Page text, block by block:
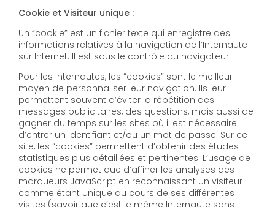
Cookie et Visiteur unique :
Un “cookie” est un fichier texte qui enregistre des
informations relatives à la navigation de l’Internaute
sur Internet. Il est sous le contrôle du navigateur.
Pour les Internautes, les “cookies” sont le meilleur
moyen de personnaliser leur navigation. Ils leur
permettent souvent d’éviter la répétition des
messages publicitaires, des questions, mais aussi de
gagner du temps sur les sites où il est nécessaire
d’entrer un identifiant et/ou un mot de passe. Sur ce
site, les “cookies” permettent d’obtenir des études
statistiques plus détaillées et pertinentes. L’usage de
cookies ne permet que d’affiner les analyses des
marqueurs JavaScript en reconnaissant un visiteur
comme étant unique au cours de ses différentes